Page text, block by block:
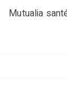
Mutualia